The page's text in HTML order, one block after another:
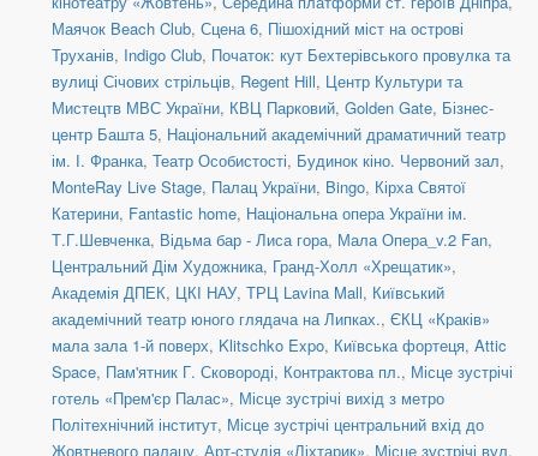
Маячок Beach Club, Сцена 6, Пішохідний міст на острові
Труханів, Indigo Club, Початок: кут Бехтерівського провулка та
вулиці Січових стрільців, Regent Hill, Центр Культури та
Мистецтв МВС України, КВЦ Парковий, Golden Gate, Бізнес-
центр Башта 5, Національний академічний драматичний театр
ім. І. Франка, Театр Особистості, Будинок кіно. Червоний зал,
MonteRay Live Stage, Палац України, Bingo, Кірха Святої
Катерини, Fantastic home, Національна опера України ім.
Т.Г.Шевченка, Відьма бар - Лиса гора, Мала Опера_v.2 Fan,
Центральний Дім Художника, Гранд-Холл «Хрещатик»,
Академія ДПЕК, ЦКІ НАУ, ТРЦ Lavina Mall, Київський
академічний театр юного глядача на Липках., ЄКЦ «Краків»
мала зала 1-й поверх, Klitschko Expo, Київська фортеця, Attic
Space, Пам'ятник Г. Сковороді, Контрактова пл., Місце зустрічі
готель «Прем'єр Палас», Місце зустрічі вихід з метро
Політехнічний інститут, Місце зустрічі центральний вхід до
Жовтневого палацу, Арт-студія «Ліхтарик», Місце зустрічі вул.